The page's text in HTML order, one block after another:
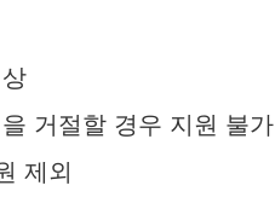
거절할 경우 지원 불가
제외